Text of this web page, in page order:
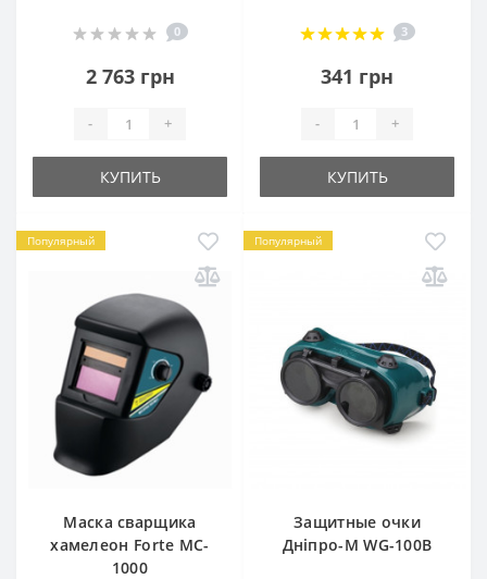
0
2 763 грн
- +
КУПИТЬ
3
341 грн
- +
КУПИТЬ
Популярный
Маска сварщика
хамелеон Forte MC-
1000
Популярный
Защитные очки
Дніпро-М WG-100B